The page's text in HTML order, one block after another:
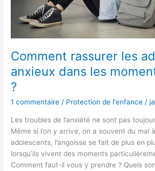
Comment rassurer les
anxieux dans les
?
1 commentaire / Protection de l'enfance /
Les troubles de l’anxiété ne sont pas
Même si l’on y arrive, on a souvent du mal
adolescents, l’angoisse se fait de plus en
lorsqu’ils vivent des moments
Comment faut-il vous y prendre ? Quels